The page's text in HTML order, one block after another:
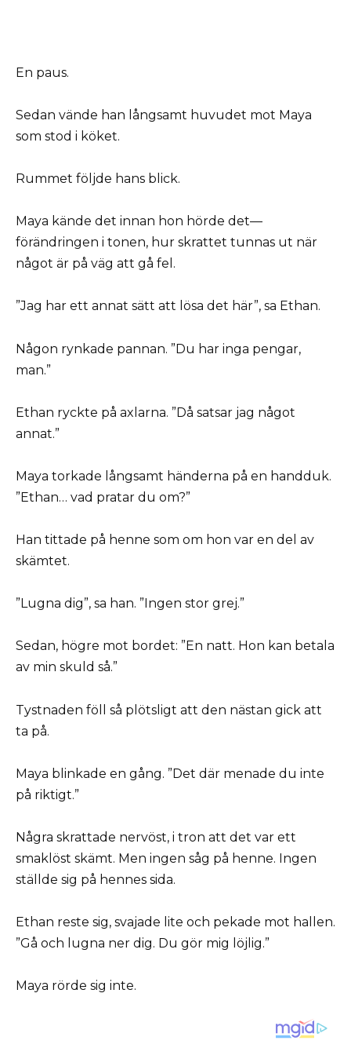
En paus.
Sedan vände han långsamt huvudet mot Maya
som stod i köket.
Rummet följde hans blick.
Maya kände det innan hon hörde det—
förändringen i tonen, hur skrattet tunnas ut när
något är på väg att gå fel.
”Jag har ett annat sätt att lösa det här”, sa Ethan.
Någon rynkade pannan. ”Du har inga pengar,
man.”
Ethan ryckte på axlarna. ”Då satsar jag något
annat.”
Maya torkade långsamt händerna på en handduk.
”Ethan… vad pratar du om?”
Han tittade på henne som om hon var en del av
skämtet.
”Lugna dig”, sa han. ”Ingen stor grej.”
Sedan, högre mot bordet: ”En natt. Hon kan betala
av min skuld så.”
Tystnaden föll så plötsligt att den nästan gick att
ta på.
Maya blinkade en gång. ”Det där menade du inte
på riktigt.”
Några skrattade nervöst, i tron att det var ett
smaklöst skämt. Men ingen såg på henne. Ingen
ställde sig på hennes sida.
Ethan reste sig, svajade lite och pekade mot hallen.
”Gå och lugna ner dig. Du gör mig löjlig.”
Maya rörde sig inte.